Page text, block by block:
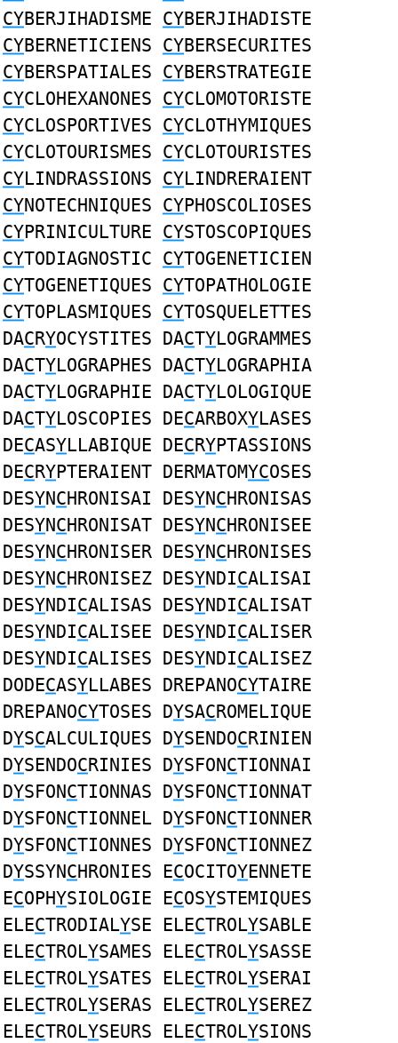
CYBERJIHADISME CYBERJIHADISTE
CYBERNETICIENS CYBERSECURITES
CYBERSPATIALES CYBERSTRATEGIE
CYCLOHEXANONES CYCLOMOTORISTE
CYCLOSPORTIVES CYCLOTHYMIQUES
CYCLOTOURISMES CYCLOTOURISTES
CYLINDRASSIONS CYLINDRERAIENT
CYNOTECHNIQUES CYPHOSCOLIOSES
CYPRINICULTURE CYSTOSCOPIQUES
CYTODIAGNOSTIC CYTOGENETICIEN
CYTOGENETIQUES CYTOPATHOLOGIE
CYTOPLASMIQUES CYTOSQUELETTES
DACRYOCYSTITES DACTYLOGRAMMES
DACTYLOGRAPHES DACTYLOGRAPHIA
DACTYLOGRAPHIE DACTYLOLOGIQUE
DACTYLOSCOPIES DECARBOXYLASES
DECASYLLABIQUE DECRYPTASSIONS
DECRYPTERAIENT DERMATOMYCOSES
DESYNCHRONISAI DESYNCHRONISAS
DESYNCHRONISAT DESYNCHRONISEE
DESYNCHRONISER DESYNCHRONISES
DESYNCHRONISEZ DESYNDICALISAI
DESYNDICALISAS DESYNDICALISAT
DESYNDICALISEE DESYNDICALISER
DESYNDICALISES DESYNDICALISEZ
DODECASYLLABES DREPANOCYTAIRE
DREPANOCYTOSES DYSACROMELIQUE
DYSCALCULIQUES DYSENDOCRINIEN
DYSENDOCRINIES DYSFONCTIONNAI
DYSFONCTIONNAS DYSFONCTIONNAT
DYSFONCTIONNEL DYSFONCTIONNER
DYSFONCTIONNES DYSFONCTIONNEZ
DYSSYNCHRONIES ECOCITOYENNETE
ECOPHYSIOLOGIE ECOSYSTEMIQUES
ELECTRODIALYSE ELECTROLYSABLE
ELECTROLYSAMES ELECTROLYSASSE
ELECTROLYSATES ELECTROLYSERAI
ELECTROLYSERAS ELECTROLYSEREZ
ELECTROLYSEURS ELECTROLYSIONS